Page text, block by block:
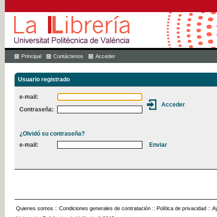
Principal Contáctenos Acceder
Usuario registrado
e-mail:
Contraseña:
¿Olvidó su contraseña?
e-mail:
Quienes somos :: Condiciones generales de contratación :: Política de privacidad ::